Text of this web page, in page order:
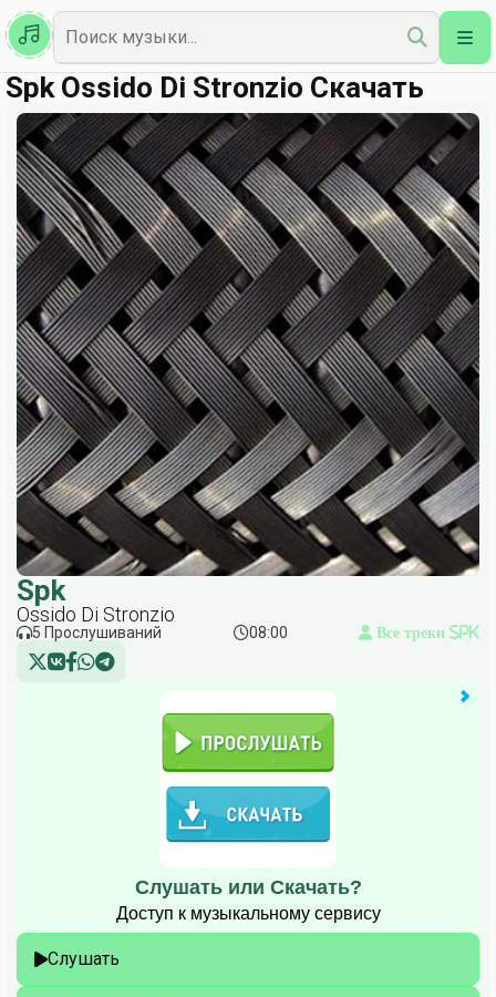
Казахская
Наш Топ
Spk Ossido Di Stronzio Скачать
Spk
Ossido Di Stronzio
5 Прослушиваний 08:00 Все треки Spk
Слушать или Скачать?
Доступ к музыкальному сервису
Слушать